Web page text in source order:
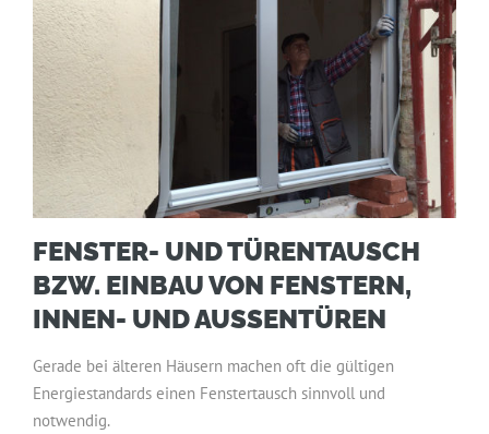
FENSTER- UND TÜRENTAUSCH
BZW. EINBAU VON FENSTERN,
INNEN- UND AUSSENTÜREN
Gerade bei älteren Häusern machen oft die gültigen
Energiestandards einen Fenstertausch sinnvoll und
notwendig.